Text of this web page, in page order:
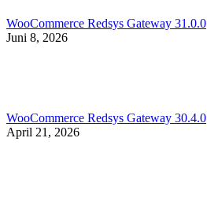
WooCommerce Redsys Gateway 31.0.0
Juni 8, 2026
WooCommerce Redsys Gateway 30.4.0
April 21, 2026